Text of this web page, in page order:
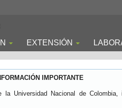
EXTENSIÓN
IMPORTANTE
la Universidad Nacional de